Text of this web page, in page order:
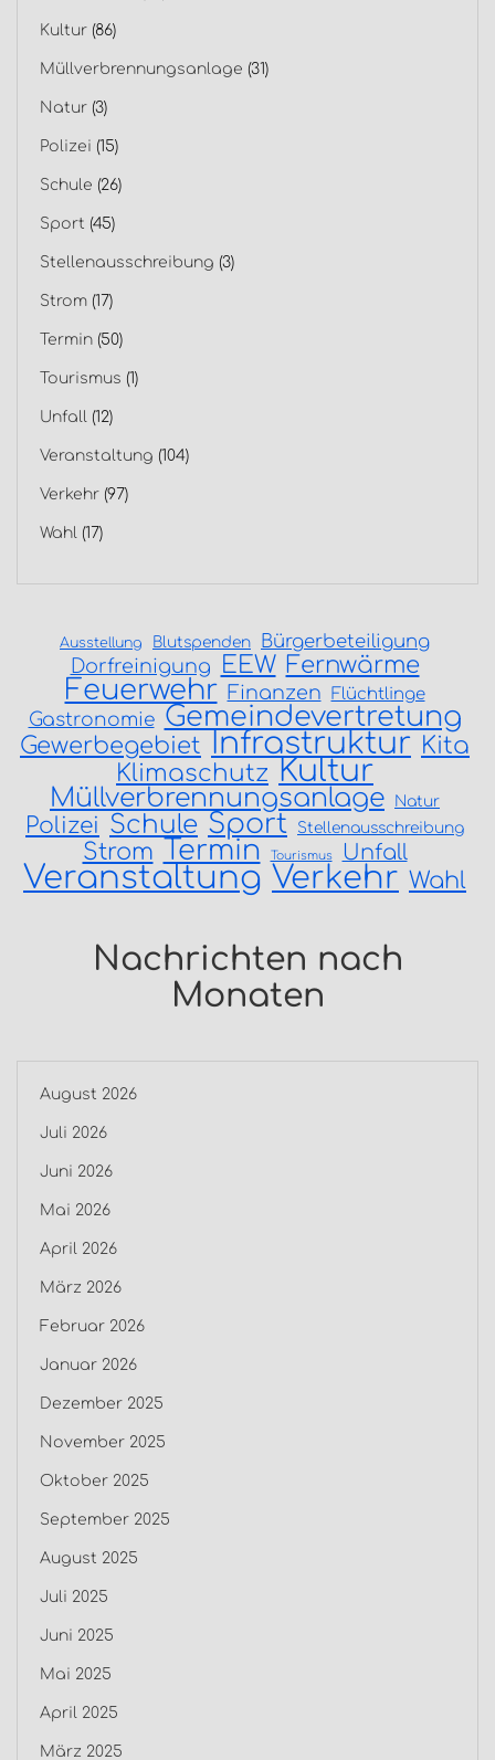
Kultur (86)
Müllverbrennungsanlage (31)
Natur (3)
Polizei (15)
Schule (26)
Sport (45)
Stellenausschreibung (3)
Strom (17)
Termin (50)
Tourismus (1)
Unfall (12)
Veranstaltung (104)
Verkehr (97)
Wahl (17)
Ausstellung Blutspenden Bürgerbeteiligung
Dorfreinigung EEW Fernwärme
Feuerwehr Finanzen Flüchtlinge
Gastronomie Gemeindevertretung
Gewerbegebiet Infrastruktur Kita
Klimaschutz Kultur
Müllverbrennungsanlage Natur
Polizei Schule Sport Stellenausschreibung
Strom Termin Tourismus Unfall
Veranstaltung Verkehr Wahl
Nachrichten nach
Monaten
August 2026
Juli 2026
Juni 2026
Mai 2026
April 2026
März 2026
Februar 2026
Januar 2026
Dezember 2025
November 2025
Oktober 2025
September 2025
August 2025
Juli 2025
Juni 2025
Mai 2025
April 2025
März 2025